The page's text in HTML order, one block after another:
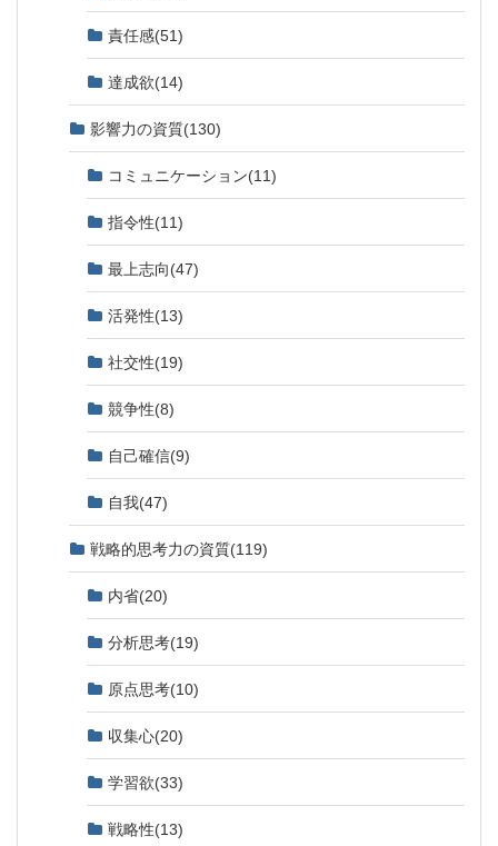
責任感(51)
達成欲(14)
影響力の資質(130)
コミュニケーション(11)
指令性(11)
最上志向(47)
活発性(13)
社交性(19)
競争性(8)
自己確信(9)
自我(47)
戦略的思考力の資質(119)
内省(20)
分析思考(19)
原点思考(10)
収集心(20)
学習欲(33)
戦略性(13)